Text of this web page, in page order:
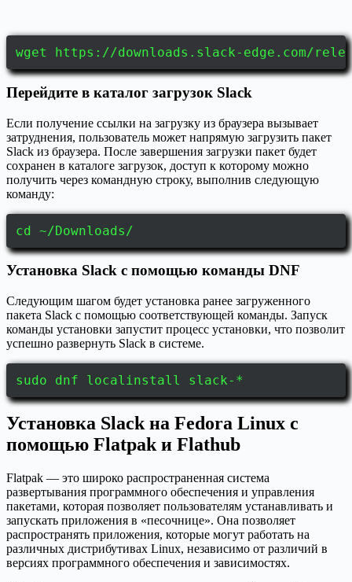
wget https://downloads.slack-edge.com/
Перейдите в каталог загрузок Slack
Если получение ссылки на загрузку из браузера вызывает
затруднения, пользователь может напрямую загрузить пакет
Slack из браузера. После завершения загрузки пакет будет
сохранен в каталоге загрузок, доступ к которому можно
получить через командную строку, выполнив следующую
команду:
cd ~/Downloads/
Установка Slack с помощью команды DNF
Следующим шагом будет установка ранее загруженного
пакета Slack с помощью соответствующей команды. Запуск
команды установки запустит процесс установки, что позволит
успешно развернуть Slack в системе.
sudo dnf localinstall slack-*
Установка Slack на Fedora Linux с
помощью Flatpak и Flathub
Flatpak — это широко распространенная система
развертывания программного обеспечения и управления
пакетами, которая позволяет пользователям устанавливать и
запускать приложения в «песочнице». Она позволяет
распространять приложения, которые могут работать на
различных дистрибутивах Linux, независимо от различий в
версиях программного обеспечения и зависимостях.